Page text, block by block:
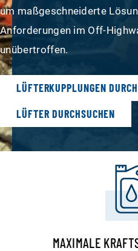
um maßgeschneiderte
Anforderungen im Off-
unübertroffen.
LÜFTERKUPPLUNGEN
LÜFTER DURCHSUCHEN
MAXIMALE